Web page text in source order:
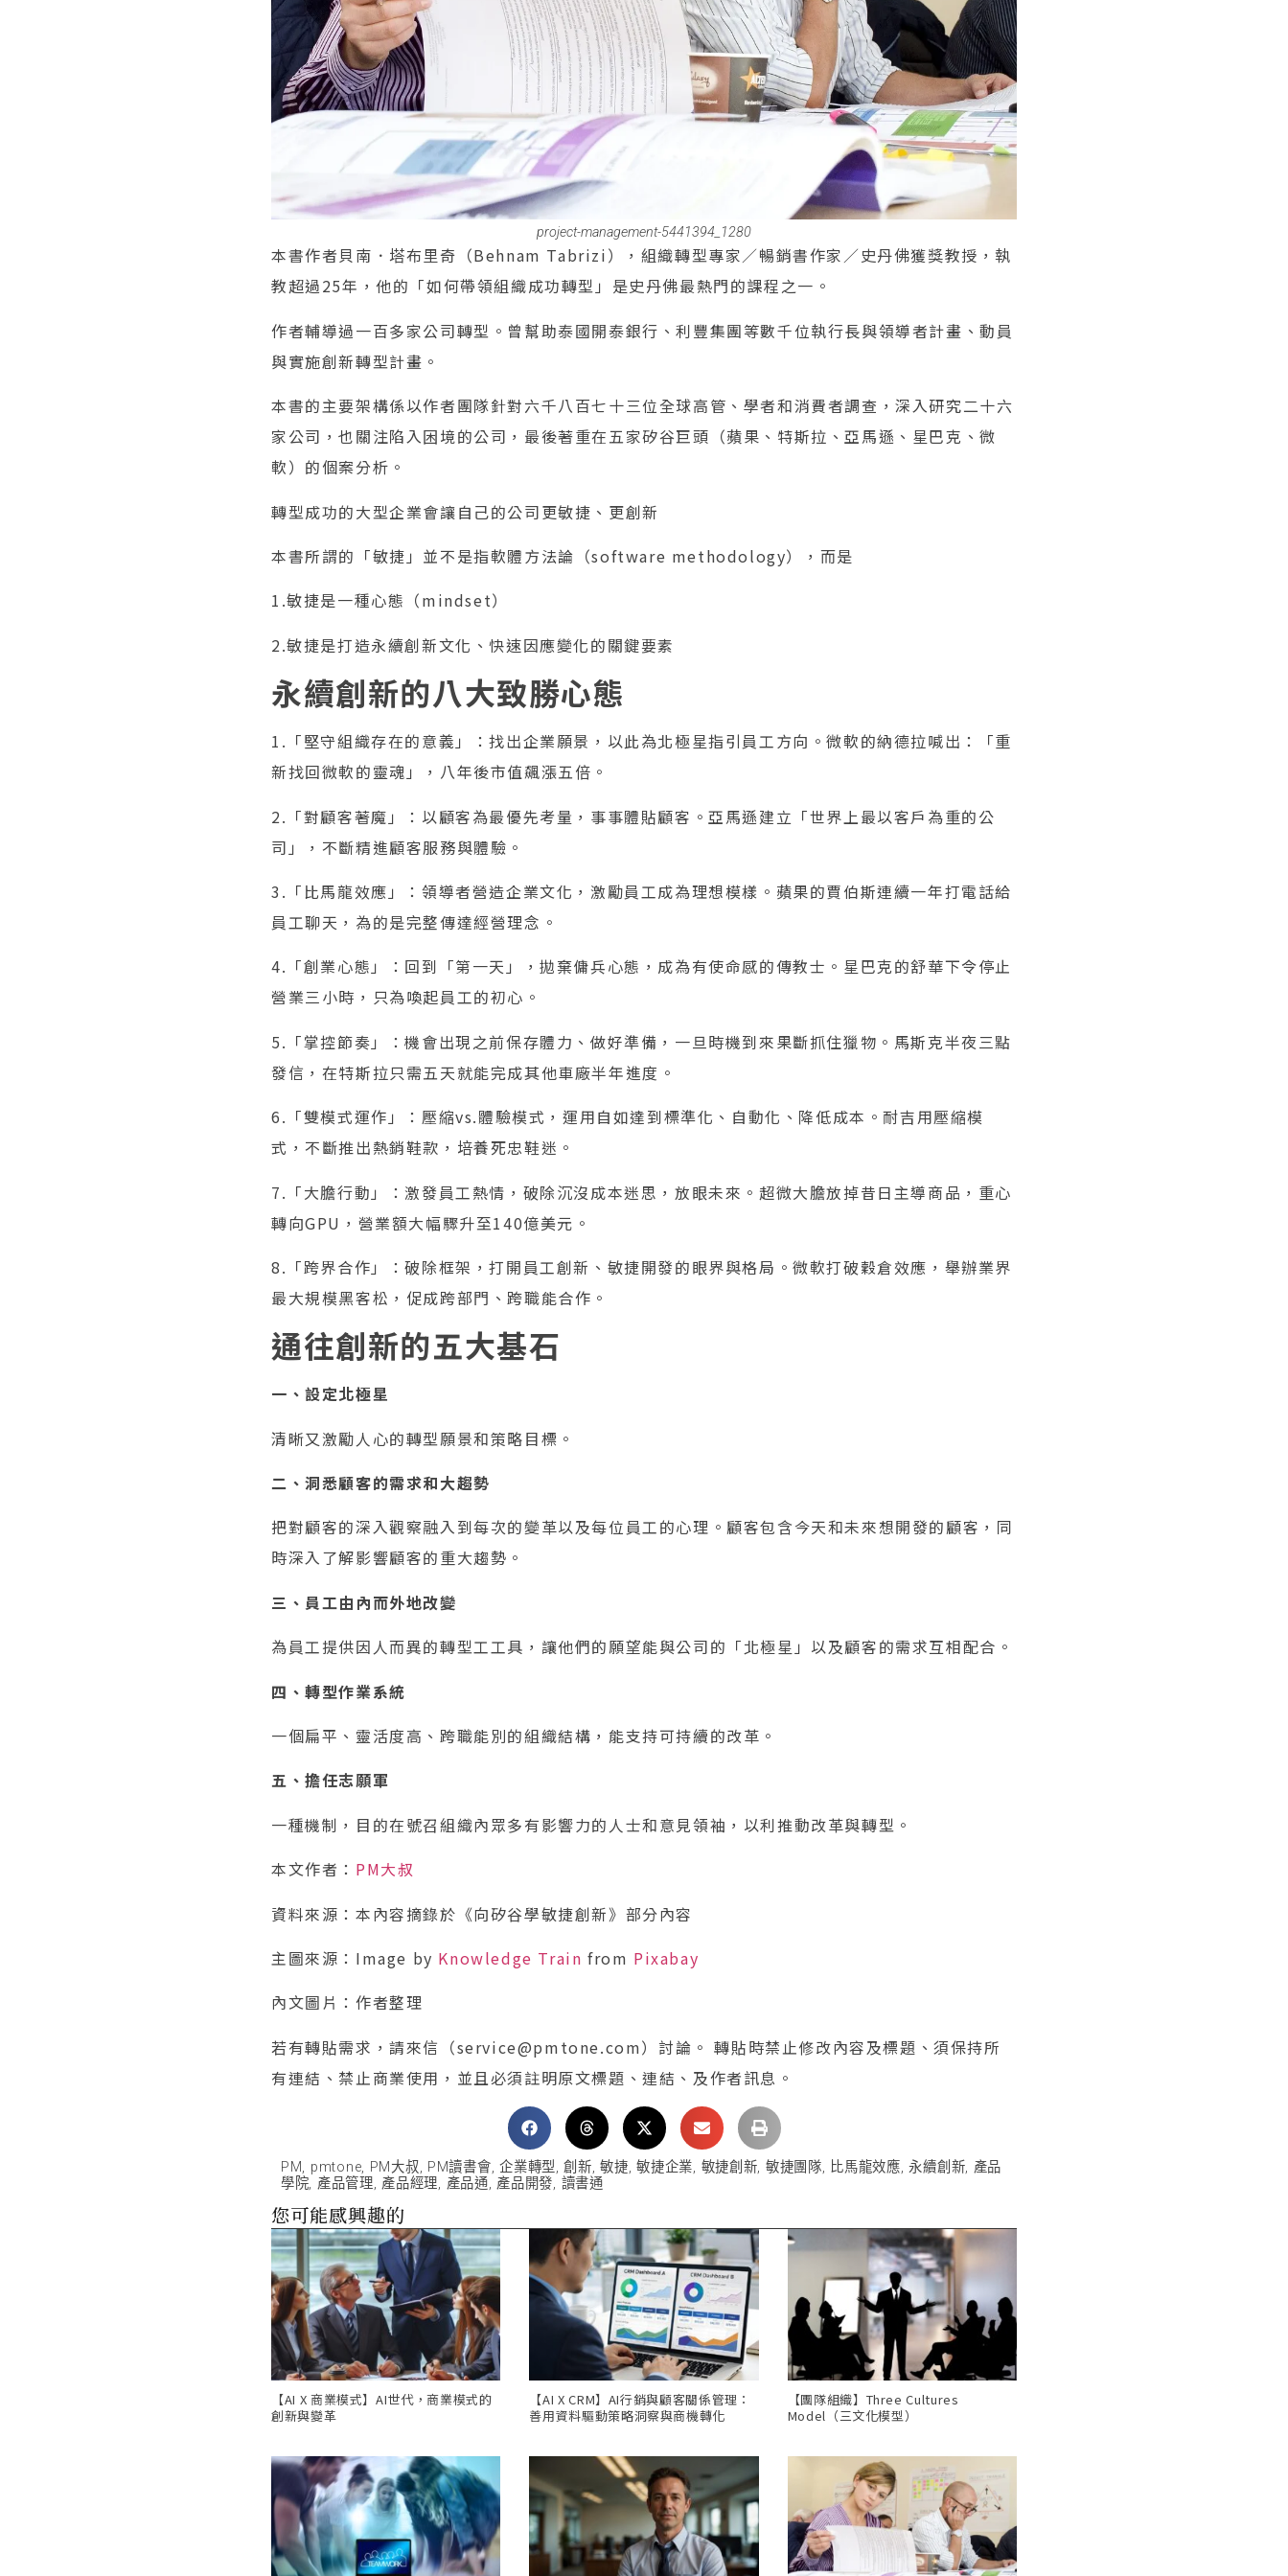
project-management-5441394_1280
本書作者貝南．塔布里奇（Behnam Tabrizi），組織轉型專家／暢銷書作家／史丹佛獲獎教授，執
教超過25年，他的「如何帶領組織成功轉型」是史丹佛最熱門的課程之一。
作者輔導過一百多家公司轉型。曾幫助泰國開泰銀行、利豐集團等數千位執行長與領導者計畫、動員
與實施創新轉型計畫。
本書的主要架構係以作者團隊針對六千八百七十三位全球高管、學者和消費者調查，深入研究二十六
家公司，也關注陷入困境的公司，最後著重在五家矽谷巨頭（蘋果、特斯拉、亞馬遜、星巴克、微
軟）的個案分析。
轉型成功的大型企業會讓自己的公司更敏捷、更創新
本書所謂的「敏捷」並不是指軟體方法論（software methodology），而是
1.敏捷是一種心態（mindset）
2.敏捷是打造永續創新文化、快速因應變化的關鍵要素
永續創新的八大致勝心態
1.「堅守組織存在的意義」：找出企業願景，以此為北極星指引員工方向。微軟的納德拉喊出：「重
新找回微軟的靈魂」，八年後市值飆漲五倍。
2.「對顧客著魔」：以顧客為最優先考量，事事體貼顧客。亞馬遜建立「世界上最以客戶為重的公
司」，不斷精進顧客服務與體驗。
3.「比馬龍效應」：領導者營造企業文化，激勵員工成為理想模樣。蘋果的賈伯斯連續一年打電話給
員工聊天，為的是完整傳達經營理念。
4.「創業心態」：回到「第一天」，拋棄傭兵心態，成為有使命感的傳教士。星巴克的舒華下令停止
營業三小時，只為喚起員工的初心。
5.「掌控節奏」：機會出現之前保存體力、做好準備，一旦時機到來果斷抓住獵物。馬斯克半夜三點
發信，在特斯拉只需五天就能完成其他車廠半年進度。
6.「雙模式運作」：壓縮vs.體驗模式，運用自如達到標準化、自動化、降低成本。耐吉用壓縮模
式，不斷推出熱銷鞋款，培養死忠鞋迷。
7.「大膽行動」：激發員工熱情，破除沉沒成本迷思，放眼未來。超微大膽放掉昔日主導商品，重心
轉向GPU，營業額大幅驟升至140億美元。
8.「跨界合作」：破除框架，打開員工創新、敏捷開發的眼界與格局。微軟打破穀倉效應，舉辦業界
最大規模黑客松，促成跨部門、跨職能合作。
通往創新的五大基石
一、設定北極星
清晰又激勵人心的轉型願景和策略目標。
二、洞悉顧客的需求和大趨勢
把對顧客的深入觀察融入到每次的變革以及每位員工的心理。顧客包含今天和未來想開發的顧客，同
時深入了解影響顧客的重大趨勢。
三、員工由內而外地改變
為員工提供因人而異的轉型工工具，讓他們的願望能與公司的「北極星」以及顧客的需求互相配合。
四、轉型作業系統
一個扁平、靈活度高、跨職能別的組織結構，能支持可持續的改革。
五、擔任志願軍
一種機制，目的在號召組織內眾多有影響力的人士和意見領袖，以利推動改革與轉型。
本文作者： PM大叔
資料來源：本內容摘錄於《向矽谷學敏捷創新》部分內容
主圖來源：Image by Knowledge Train from Pixabay
內文圖片：作者整理
若有轉貼需求，請來信（service@pmtone.com）討論。 轉貼時禁止修改內容及標題、須保持所
有連結、禁止商業使用，並且必須註明原文標題、連結、及作者訊息。
PM, pmtone, PM大叔, PM讀書會,企業轉型,創新,敏捷,敏捷企業, 敏捷創新, 敏捷團隊, 比馬龍效應,永續創新, 產品
學院, 產品管理, 產品經理, 產品通, 產品開發, 讀書通
您可能感興趣的
【AI X 商業模式】AI世代，商業模式的
創新與變革
【AI X CRM】AI行銷與顧客關係管理：
善用資料驅動策略洞察與商機轉化
【團隊組織】Three Cultures
Model（三文化模型）